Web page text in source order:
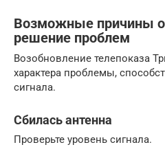
Возможные причины
решение проблем
Возобновление телепоказа
характера проблемы,
сигнала.
Сбилась антенна
Проверьте уровень сигнала.